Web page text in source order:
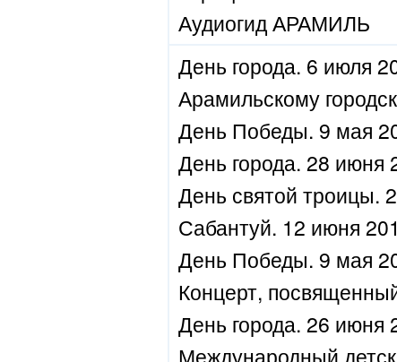
Аудиогид АРАМИЛЬ
День города. 6 июля
Арамильскому
День Победы. 9 мая
День города. 28 июня
День святой троицы.
Сабантуй. 12 июня
День Победы. 9 мая
Концерт,
День города. 26 июня
Международный